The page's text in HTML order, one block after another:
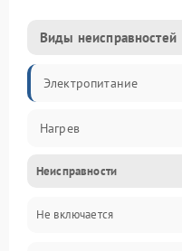
Виды неисправностей
Электропитание
Нагрев
Неисправности
Не включается